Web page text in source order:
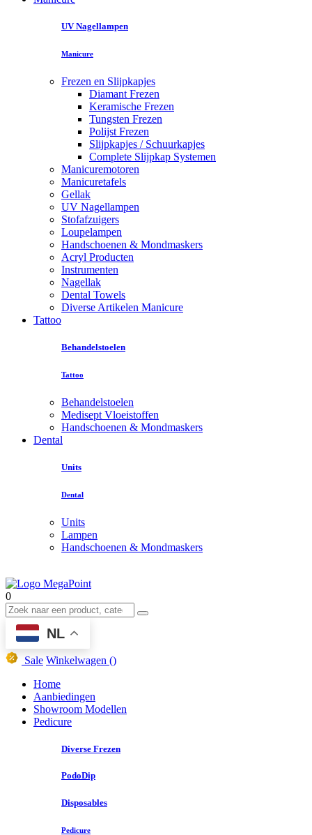
UV Nagellampen
Manicure
Frezen en Slijpkapjes
Diamant Frezen
Keramische Frezen
Tungsten Frezen
Polijst Frezen
Slijpkapjes / Schuurkapjes
Complete Slijpkap Systemen
Manicuremotoren
Manicuretafels
Gellak
UV Nagellampen
Stofafzuigers
Loupelampen
Handschoenen & Mondmaskers
Acryl Producten
Instrumenten
Nagellak
Dental Towels
Diverse Artikelen Manicure
Tattoo
Behandelstoelen
Tattoo
Behandelstoelen
Medisept Vloeistoffen
Handschoenen & Mondmaskers
Dental
Units
Dental
Units
Lampen
Handschoenen & Mondmaskers
0
NL
Sale Winkelwagen ()
Home
Aanbiedingen
Showroom Modellen
Pedicure
Diverse Frezen
PodoDip
Disposables
Pedicure